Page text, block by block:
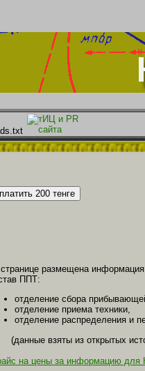
размещена
ППТ:
отделение сбора
отделение приема техники,
отделение распределения и
(данные взяты из открытых
на цены за информацию для